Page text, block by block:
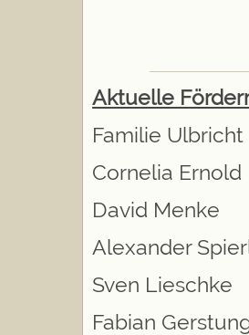
Aktuelle
Familie Ulbricht
Cornelia Ernold
David Menke
Alexander
Sven Lieschke
Fabian